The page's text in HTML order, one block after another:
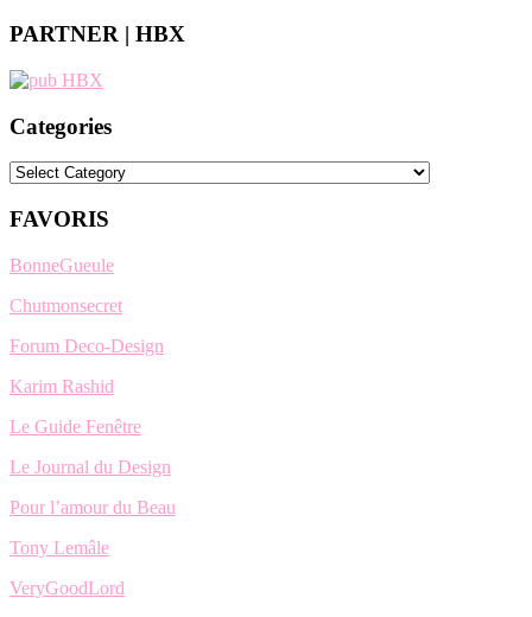
PARTNER | HBX
Categories
Categories
FAVORIS
BonneGueule
Chutmonsecret
Forum Deco-Design
Karim Rashid
Le Guide Fenêtre
Le Journal du Design
Pour l’amour du Beau
Tony Lemâle
VeryGoodLord